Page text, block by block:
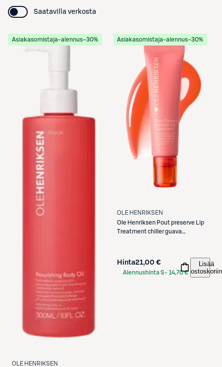
Saatavilla verkosta
Asiakasomistaja-alennus−30%
OLE HENRIKSEN
Asiakasomistaja-alennus−30%
OLE HENRIKSEN
Ole Henriksen Pout preserve Lip
Treatment chiller guava
Hinta21,00 €
Alennushinta S- 14,70 €
Lisää
ostoskoriin